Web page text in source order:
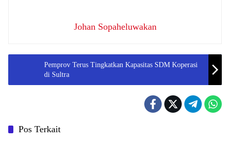
Johan Sopaheluwakan
Pemprov Terus Tingkatkan Kapasitas SDM Koperasi
di Sultra
Pos Terkait